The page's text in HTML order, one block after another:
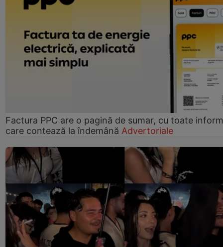
Factura PPC are o pagină de sumar, cu toate
care contează la îndemână Advertoriale